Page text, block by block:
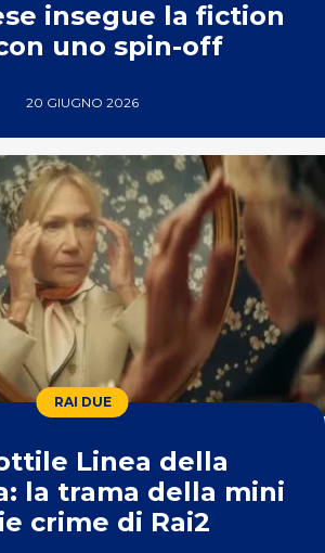
insegue la fiction
uno spin-off
20 GIUGNO 2026
RAI DUE
Linea della
la trama della mini
crime di Rai2